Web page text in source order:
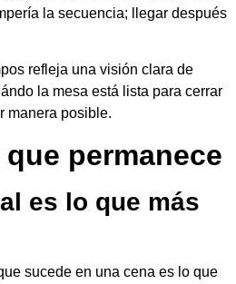
la secuencia; llegar después
refleja una visión clara de
la mesa está lista para cerrar
manera posible.
permanece
es lo que más
sucede en una cena es lo que